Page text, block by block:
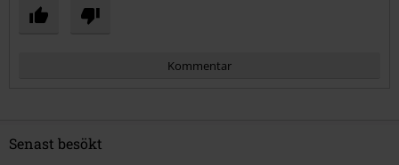
Kommentar
Senast besökt